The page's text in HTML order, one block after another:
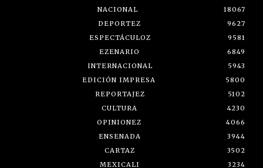
NACIONAL
18067
DEPORTEZ
9627
ESPECTÁCULOZ
9581
EZENARIO
6849
INTERNACIONAL
5943
EDICIÓN IMPRESA
5800
REPORTAJEZ
5102
CULTURA
4230
OPINIONEZ
4066
ENSENADA
3944
CARTAZ
3502
MEXICALI
3234